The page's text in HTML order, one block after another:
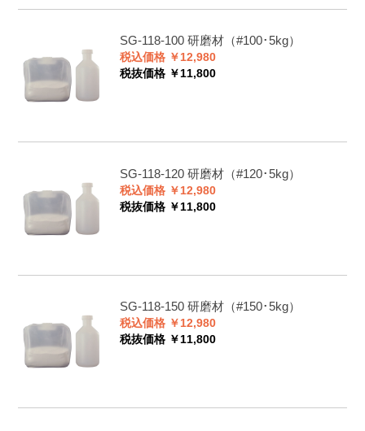
SG-118-100 研磨材（#100･5kg）
税込価格 ￥12,980
税抜価格 ￥11,800
SG-118-120 研磨材（#120･5kg）
税込価格 ￥12,980
税抜価格 ￥11,800
SG-118-150 研磨材（#150･5kg）
税込価格 ￥12,980
税抜価格 ￥11,800